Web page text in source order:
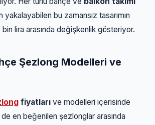
bu zamansız tasarımın
bin lira arasında değişkenlik gösteriyor.
Şezlong Modelleri ve
fiyatları ve modelleri içerisinde
en beğenilen şezlonglar arasında